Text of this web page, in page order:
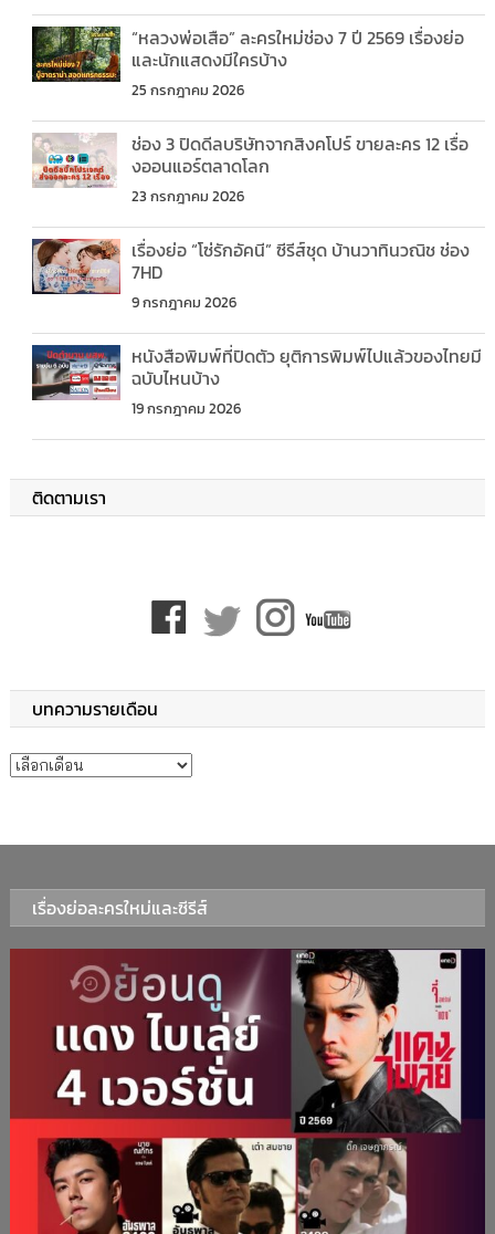
“หลวงพ่อเสือ” ละครใหม่ช่อง 7 ปี 2569 เรื่องย่อ
และนักแสดงมีใครบ้าง
25 กรกฎาคม 2026
ช่อง 3 ปิดดีลบริษัทจากสิงคโปร์ ขายละคร 12 เรื่อ
งออนแอร์ตลาดโลก
23 กรกฎาคม 2026
เรื่องย่อ “โซ่รักอัคนี” ซีรีส์ชุด บ้านวาทินวณิช ช่อง
7HD
9 กรกฎาคม 2026
หนังสือพิมพ์ที่ปิดตัว ยุติการพิมพ์ไปแล้วของไทยมี
ฉบับไหนบ้าง
19 กรกฎาคม 2026
ติดตามเรา
บทความรายเดือน
บทความรายเดือน
เรื่องย่อละครใหม่และซีรีส์